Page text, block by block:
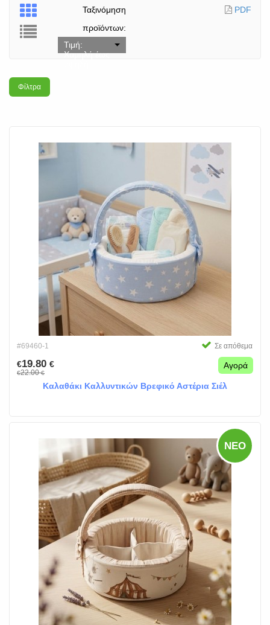
Ταξινόμηση
προϊόντων:
Τιμή:
Χαμηλή έως
Φίλτρα
PDF
#69460-1 Σε απόθεμα
€19.80 €
€22.00€
Αγορά
Καλαθάκι Καλλυντικών Βρεφικό Αστέρια Σιέλ
ΝΈΟ